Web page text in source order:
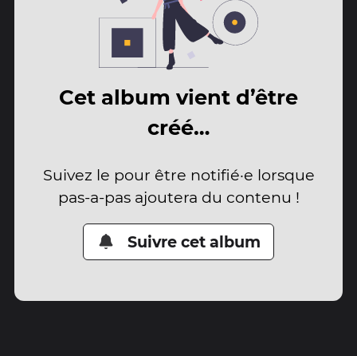
Cet album vient d’être
créé…
Suivez le pour être notifié·e lorsque
pas-a-pas ajoutera du contenu !
Suivre cet album